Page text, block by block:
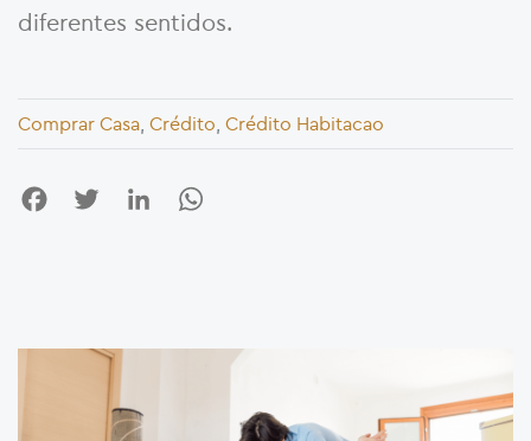
diferentes sentidos.
Comprar Casa, Crédito, Crédito Habitacao
FacebookTwitter LinkedIn